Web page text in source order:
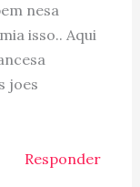
nesa
isso.. Aqui
joes
Responder